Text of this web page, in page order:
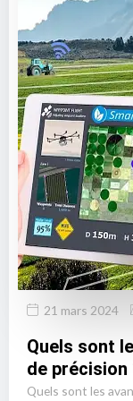
21 mars 2024
Quels sont
de précision
Quels sont les